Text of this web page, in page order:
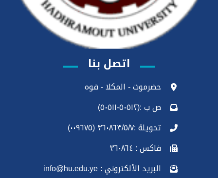
اتصل بنا
حضرموت - المكلا - فوه
ص ب :(٥٠٥١٢-٥٠٥١١)
تحويلة :٣٦٠٨٦٣/٥/٧ (٠٠٩٦٧٥)
فاكس : ٣٦٠٨٦٤
البريد الألكتروني : info@hu.edu.ye